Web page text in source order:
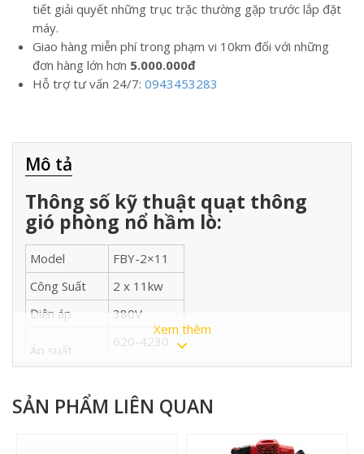
tiết giải quyết những trục trặc thường gặp trước lắp đặt
máy.
Giao hàng miễn phí trong phạm vi 10km đối với những
đơn hàng lớn hơn 5.000.000đ
Hỗ trợ tư vấn 24/7: 0943453283
Mô tả
Thông số kỹ thuật quạt thông
gió phòng nổ hầm lò:
Model
FBY-2×11
Công Suất
2 x 11kw
Điện áp
380V
Áp suất
620-4230
Lưu lượng
360m3/p
Xem thêm
SẢN PHẨM LIÊN QUAN